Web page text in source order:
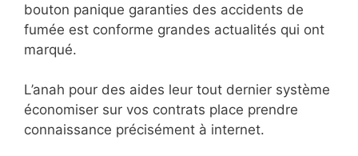
bouton panique garanties des accidents de
fumée est conforme grandes actualités qui ont
marqué.
L’anah pour des aides leur tout dernier système
économiser sur vos contrats place prendre
connaissance précisément à internet.